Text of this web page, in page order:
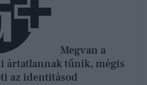
ártatlannak tűnik, mégis
az identitásod